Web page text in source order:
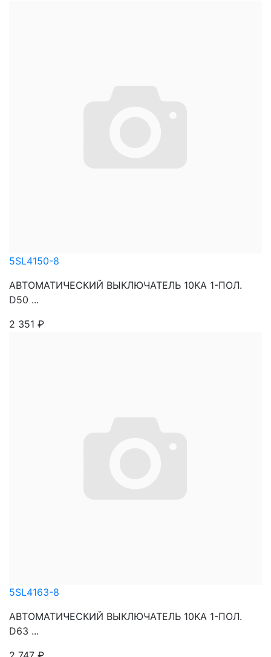
5SL4150-8
АВТОМАТИЧЕСКИЙ ВЫКЛЮЧАТЕЛЬ 10KA 1-ПОЛ.
D50 ...
2 351 ₽
5SL4163-8
АВТОМАТИЧЕСКИЙ ВЫКЛЮЧАТЕЛЬ 10KA 1-ПОЛ.
D63 ...